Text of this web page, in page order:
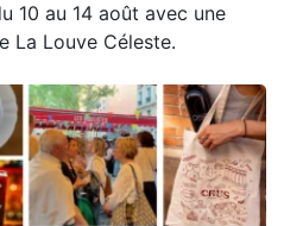
10 au 14 août avec une
La Louve Céleste.